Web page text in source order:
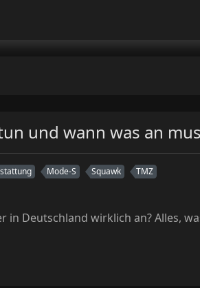
und wann was an
Mode-S Squawk
TMZ
in Deutschland wirklich an? Alles,